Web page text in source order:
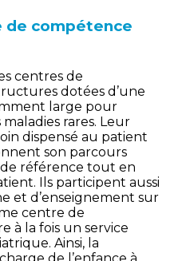
de compétence
centres de
dotées d’une
large pour
rares. Leur
dispensé au patient
son parcours
référence tout en
Ils participent aussi
et d’enseignement sur
centre de
à la fois un service
Ainsi, la
de l’enfance à